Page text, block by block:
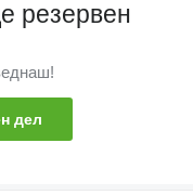
резервен
дел